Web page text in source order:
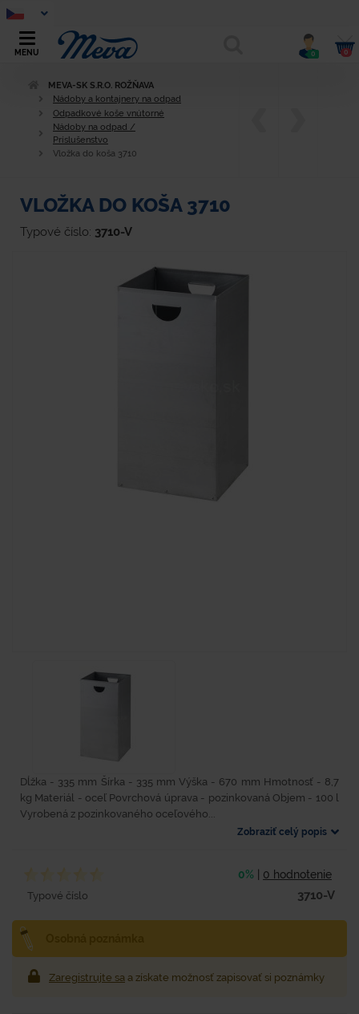
MENU 0 0
MEVA-SK S.R.O. ROŽŇAVA
Nádoby a kontajnery na odpad
Odpadkové koše vnútorné
Nádoby na odpad /
Príslušenstvo
Vložka do koša 3710
VLOŽKA DO KOŠA 3710
Typové číslo: 3710-V
Dĺžka - 335 mm Šírka - 335 mm Výška - 670 mm Hmotnosť - 8,7
kg Materiál - oceľ Povrchová úprava - pozinkovaná Objem - 100 l
Vyrobená z pozinkovaného oceľového...
Zobraziť celý popis
0% 0 hodnotenie
Typové číslo 3710-V
Zaregistrujte sa a získate možnosť zapisovať si poznámky